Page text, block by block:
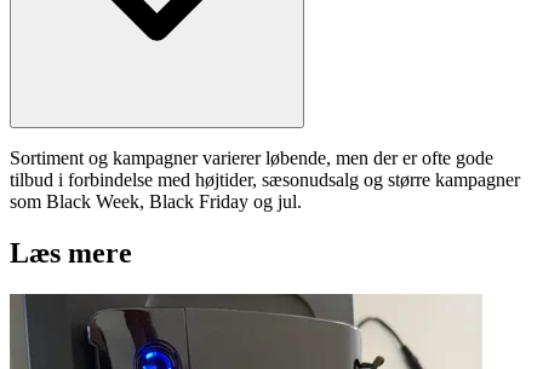
Sortiment og kampagner varierer løbende, men der er ofte gode
tilbud i forbindelse med højtider, sæsonudsalg og større kampagner
som Black Week, Black Friday og jul.
Læs mere